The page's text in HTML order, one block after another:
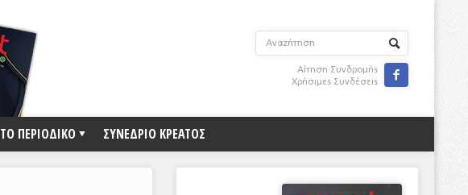
Αίτηση Συνδρομής
Χρήσιμες Συνδέσεις

ΤΟ ΠΕΡΙΟΔΙΚΟ ΣΥΝΕΔΡΙΟ ΚΡΕΑΤΟΣ